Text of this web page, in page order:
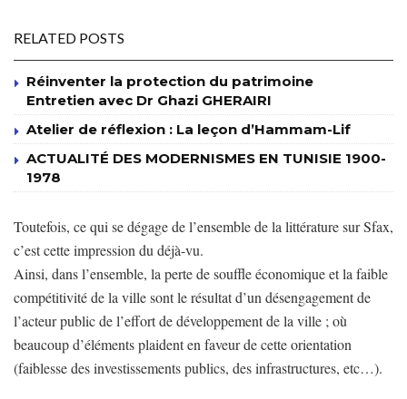
RELATED POSTS
Réinventer la protection du patrimoine
Entretien avec Dr Ghazi GHERAIRI
Atelier de réflexion : La leçon d’Hammam-Lif
ACTUALITÉ DES MODERNISMES EN TUNISIE 1900-
1978
Toutefois, ce qui se dégage de l’ensemble de la littérature sur Sfax,
c’est cette impression du déjà-vu.
Ainsi, dans l’ensemble, la perte de souffle économique et la faible
compétitivité de la ville sont le résultat d’un désengagement de
l’acteur public de l’effort de développement de la ville ; où
beaucoup d’éléments plaident en faveur de cette orientation
(faiblesse des investissements publics, des infrastructures, etc…).